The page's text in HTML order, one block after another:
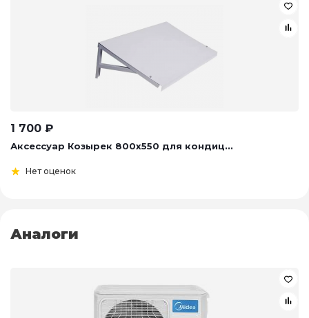
1 700 ₽
Аксессуар Козырек 800х550 для кондиц...
Нет оценок
Аналоги